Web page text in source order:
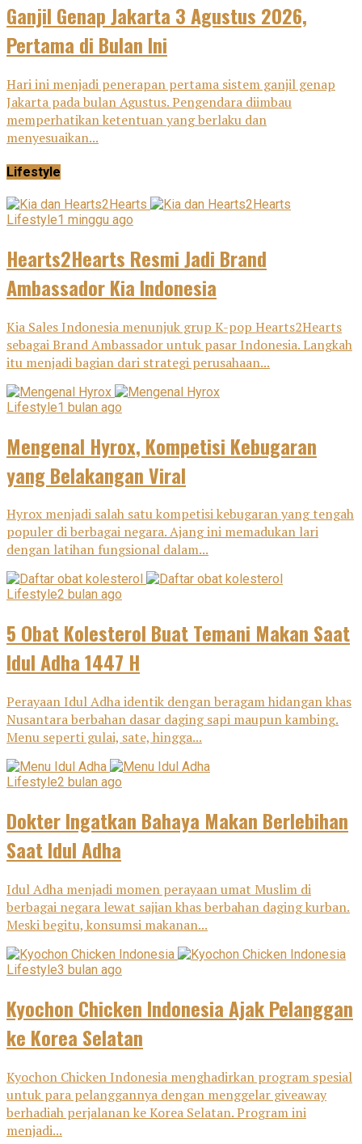
Ganjil Genap Jakarta 3 Agustus 2026,
Pertama di Bulan Ini
Hari ini menjadi penerapan pertama sistem ganjil genap
Jakarta pada bulan Agustus. Pengendara diimbau
memperhatikan ketentuan yang berlaku dan
menyesuaikan...
Lifestyle
Lifestyle1 minggu ago
Hearts2Hearts Resmi Jadi Brand
Ambassador Kia Indonesia
Kia Sales Indonesia menunjuk grup K-pop Hearts2Hearts
sebagai Brand Ambassador untuk pasar Indonesia. Langkah
itu menjadi bagian dari strategi perusahaan...
Lifestyle1 bulan ago
Mengenal Hyrox, Kompetisi Kebugaran
yang Belakangan Viral
Hyrox menjadi salah satu kompetisi kebugaran yang tengah
populer di berbagai negara. Ajang ini memadukan lari
dengan latihan fungsional dalam...
Lifestyle2 bulan ago
5 Obat Kolesterol Buat Temani Makan Saat
Idul Adha 1447 H
Perayaan Idul Adha identik dengan beragam hidangan khas
Nusantara berbahan dasar daging sapi maupun kambing.
Menu seperti gulai, sate, hingga...
Lifestyle2 bulan ago
Dokter Ingatkan Bahaya Makan Berlebihan
Saat Idul Adha
Idul Adha menjadi momen perayaan umat Muslim di
berbagai negara lewat sajian khas berbahan daging kurban.
Meski begitu, konsumsi makanan...
Lifestyle3 bulan ago
Kyochon Chicken Indonesia Ajak Pelanggan
ke Korea Selatan
Kyochon Chicken Indonesia menghadirkan program spesial
untuk para pelanggannya dengan menggelar giveaway
berhadiah perjalanan ke Korea Selatan. Program ini
menjadi...